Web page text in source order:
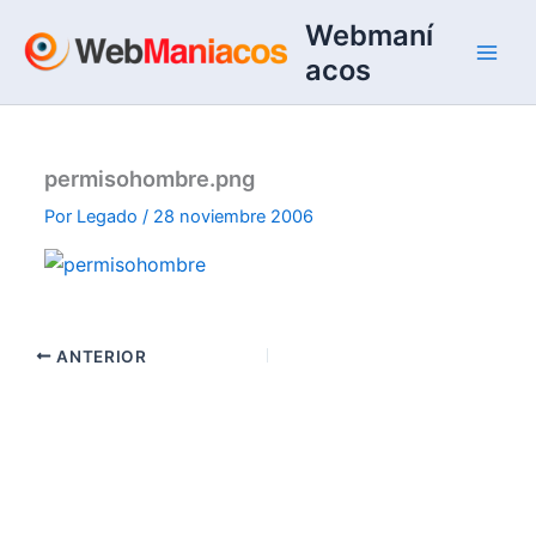
contenido
Webmaní
acos
permisohombre.png
Por Legado/ 28 noviembre 2006
ANTERIOR